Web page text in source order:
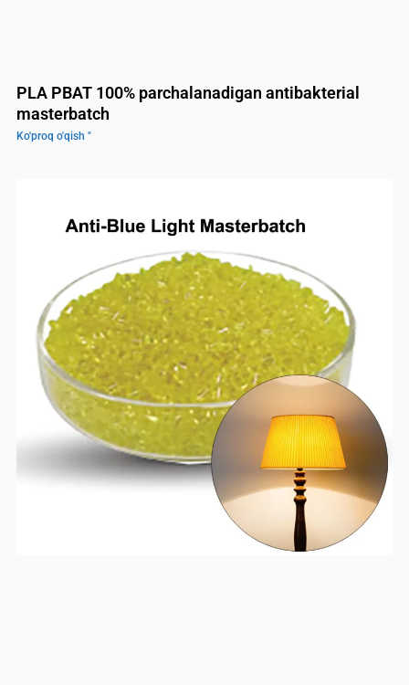
PLA PBAT 100% parchalanadigan antibakterial
masterbatch
Ko'proq o'qish "